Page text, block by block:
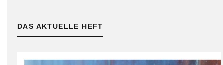
DAS AKTUELLE HEFT